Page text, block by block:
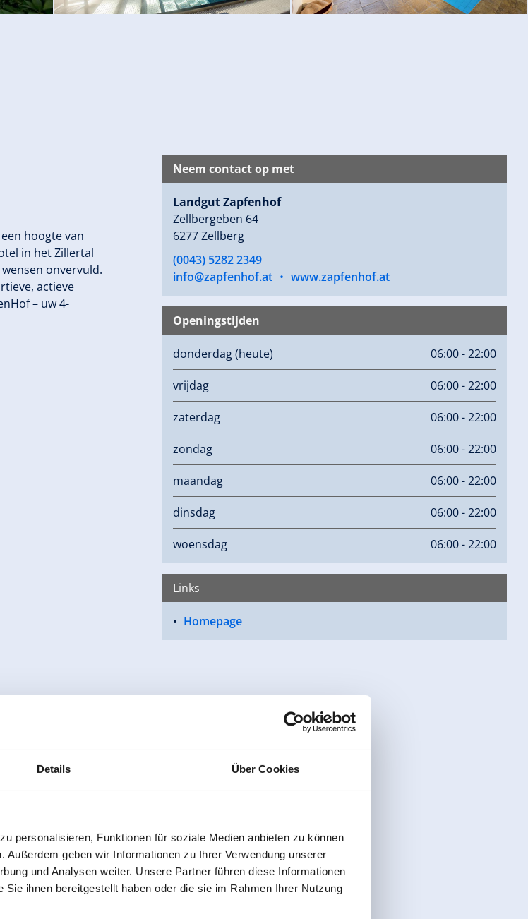
Details Über Cookies
personalisieren, Funktionen für soziale Medien anbieten zu können
geben wir Informationen zu Ihrer Verwendung unserer
und Analysen weiter. Unsere Partner führen diese Informationen
ihnen bereitgestellt haben oder die sie im Rahmen Ihrer Nutzung
hoogte van
in het Zillertal
onvervuld.
actieve
– uw 4-
Neem contact op met
Landgut Zapfenhof
Zellbergeben 64
6277 Zellberg
(0043) 5282 2349
info@zapfenhof.at • www.zapfenhof.at
Openingstijden
donderdag(heute) 06:00 - 22:00
vrijdag 06:00 - 22:00
zaterdag 06:00 - 22:00
zondag 06:00 - 22:00
maandag 06:00 - 22:00
dinsdag 06:00 - 22:00
woensdag 06:00 - 22:00
Links
Homepage